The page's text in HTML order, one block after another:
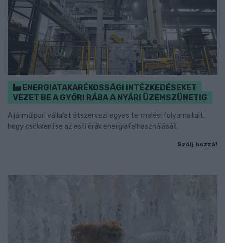
ENERGIATAKARÉKOSSÁGI INTÉZKEDÉSEKET
VEZET BE A GYŐRI RÁBA A NYÁRI ÜZEMSZÜNETIG
A járműipari vállalat átszervezi egyes termelési folyamatait,
hogy csökkentse az esti órák energiafelhasználását.
Szólj hozzá!